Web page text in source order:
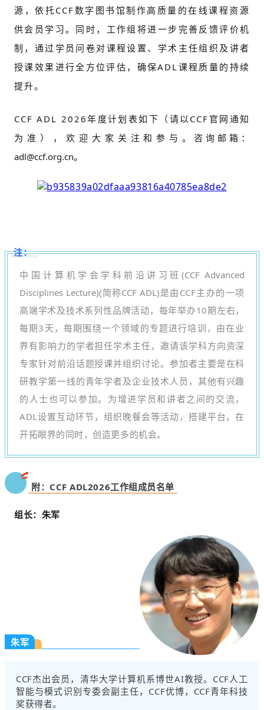
源，依托CCF数字图书馆制作高质量的在线课程资源
供会员学习。同时，工作组将进一步完善反馈评价机
制，通过学员问卷对课程设置、学术主任组织及讲者
授课效果进行全方位评估，确保ADL课程质量的持续
提升。
CCF ADL 2026年度计划表如下（请以CCF官网通知
为准），欢迎大家关注和参与。咨询邮箱：
adl@ccf.org.cn。
注：
中国计算机学会学科前沿讲习班(CCF Advanced
Disciplines Lecture)(简称CCF ADL)是由CCF主办的一项
高端学术及技术系列性品牌活动，每年举办10期左右，
每期3天，每期围绕一个领域的专题进行培训，由在业
界有影响力的学者担任学术主任，邀请该学科方向资深
专家针对前沿话题授课并组织讨论。参加者主要是在科
研教学第一线的青年学者及企业技术人员，其他有兴趣
的人士也可以参加。为增进学员和讲者之间的交流，
ADL设置互动环节，组织晚餐会等活动，搭建平台，在
开拓眼界的同时，创造更多的机会。
附：CCF ADL2026工作组成员名单
组长：朱军
朱军
CCF杰出会员，清华大学计算机系博世AI教授。CCF人工
智能与模式识别专委会副主任，CCF优博，CCF青年科技
奖获得者。